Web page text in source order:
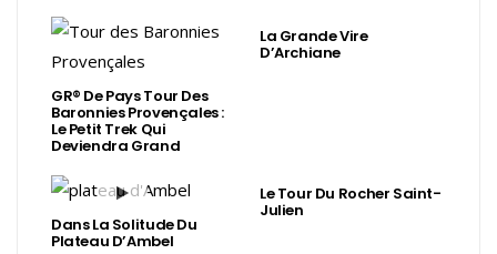
GR® De Pays Tour Des
Baronnies Provençales :
Le Petit Trek Qui
Deviendra Grand
La Grande Vire
D’Archiane
Dans La Solitude Du
Plateau D’Ambel
Le Tour Du Rocher Saint-
Julien